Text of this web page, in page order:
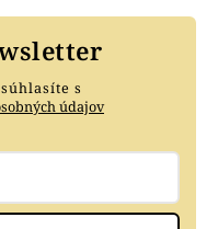
s
údajov